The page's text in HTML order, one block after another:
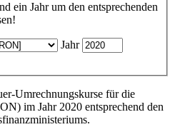
ein Jahr um den entsprechenden
Jahr
Umrechnungskurse für die
im Jahr 2020 entsprechend den